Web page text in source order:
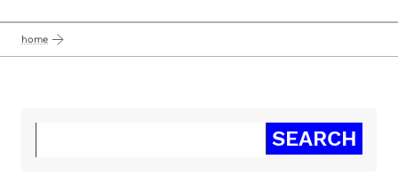
home